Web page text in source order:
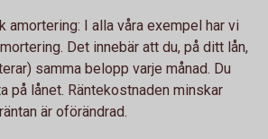
amortering: I alla våra exempel har vi
Det innebär att du, på ditt lån,
samma belopp varje månad. Du
på lånet. Räntekostnaden minskar
är oförändrad.